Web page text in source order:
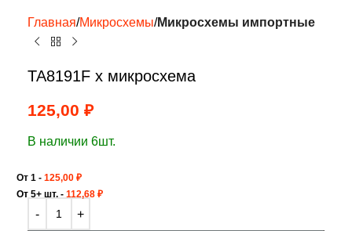
Главная Микросхемы Микросхемы импортные
TA8191F х микросхема
125,00 ₽
В наличии 6шт.
От 1 - 125,00 ₽
От 5+ шт. - 112,68 ₽